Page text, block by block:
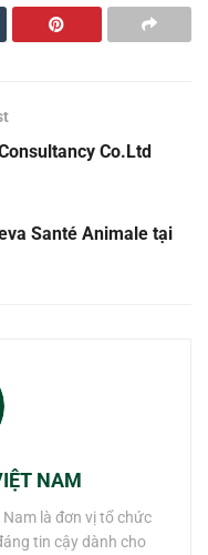
Co.Ltd
Santé Animale tại
NAM
Nam là đơn vị tổ chức
tin cậy dành cho